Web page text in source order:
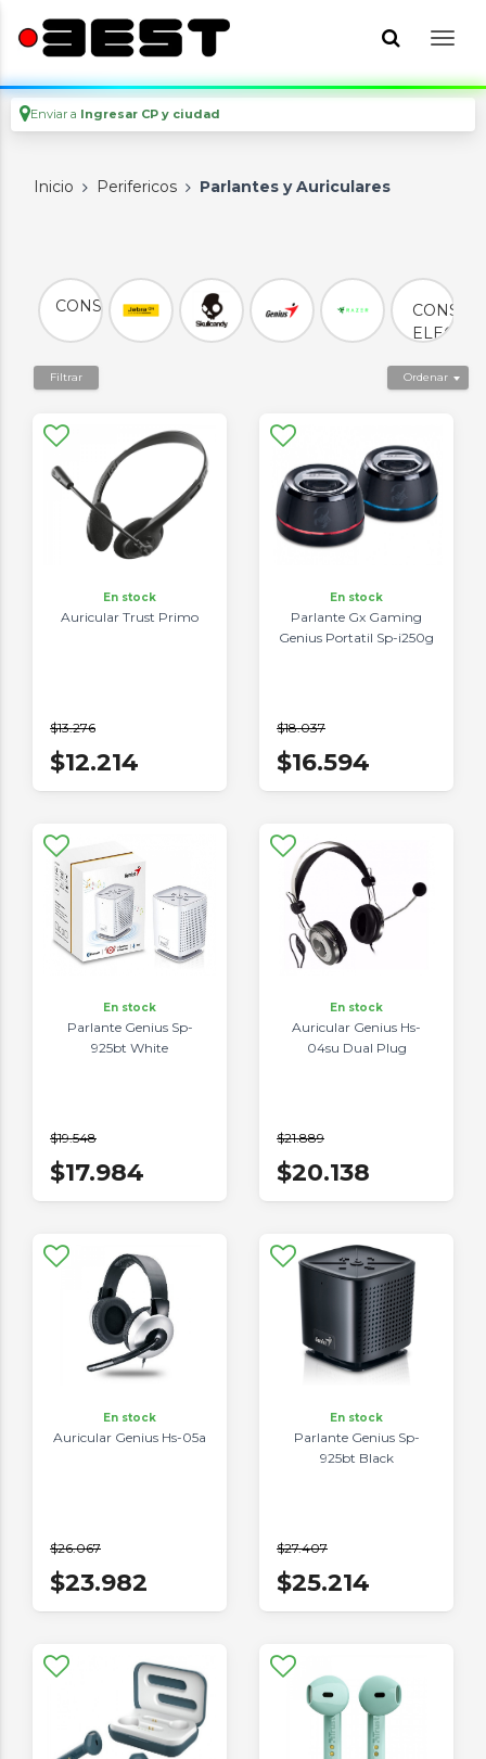
Enviar a Ingresar CP y ciudad
Inicio Perifericos Parlantes y Auriculares
CONSUMO
Ordenar
Filtrar
En stock
Auricular Trust Primo
$13.276
$12.214
En stock
Parlante Gx Gaming
Genius Portatil Sp-i250g
$18.037
$16.594
En stock
Parlante Genius Sp-
925bt White
$19.548
$17.984
En stock
Auricular Genius Hs-
04su Dual Plug
$21.889
$20.138
En stock
Auricular Genius Hs-05a
$26.067
$23.982
En stock
Parlante Genius Sp-
925bt Black
$27.407
$25.214